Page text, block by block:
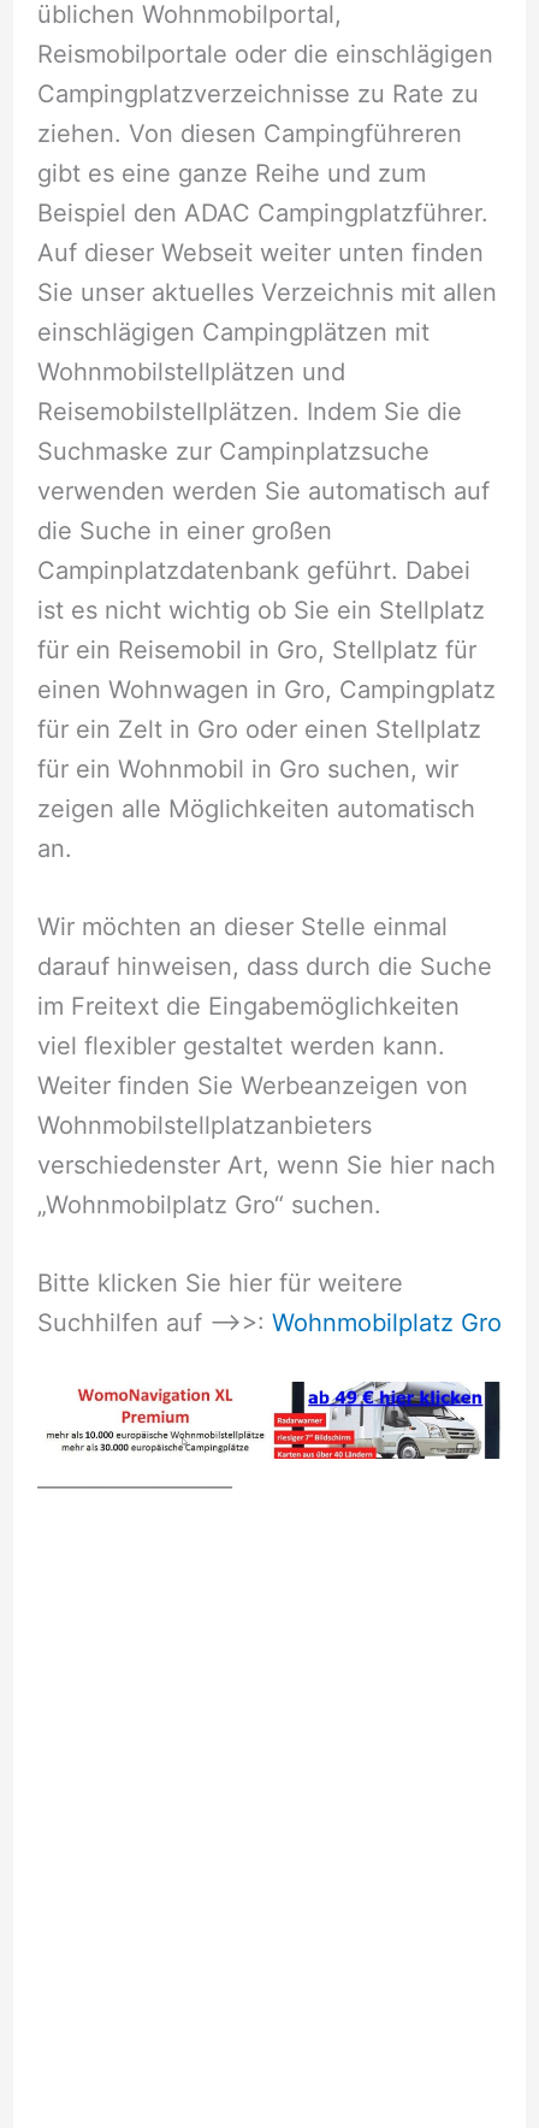
üblichen Wohnmobilportal,
Reismobilportale oder die einschlägigen
Campingplatzverzeichnisse zu Rate zu
ziehen. Von diesen Campingführeren
gibt es eine ganze Reihe und zum
Beispiel den ADAC Campingplatzführer.
Auf dieser Webseit weiter unten finden
Sie unser aktuelles Verzeichnis mit allen
einschlägigen Campingplätzen mit
Wohnmobilstellplätzen und
Reisemobilstellplätzen. Indem Sie die
Suchmaske zur Campinplatzsuche
verwenden werden Sie automatisch auf
die Suche in einer großen
Campinplatzdatenbank geführt. Dabei
ist es nicht wichtig ob Sie ein Stellplatz
für ein Reisemobil in Gro, Stellplatz für
einen Wohnwagen in Gro, Campingplatz
für ein Zelt in Gro oder einen Stellplatz
für ein Wohnmobil in Gro suchen, wir
zeigen alle Möglichkeiten automatisch
an.
Wir möchten an dieser Stelle einmal
darauf hinweisen, dass durch die Suche
im Freitext die Eingabemöglichkeiten
viel flexibler gestaltet werden kann.
Weiter finden Sie Werbeanzeigen von
Wohnmobilstellplatzanbieters
verschiedenster Art, wenn Sie hier nach
„Wohnmobilplatz Gro“ suchen.
Bitte klicken Sie hier für weitere
Suchhilfen auf –>>: Wohnmobilplatz Gro